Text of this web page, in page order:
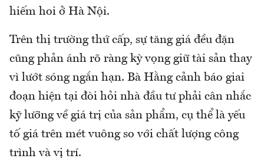
hiếm hoi ở Hà Nội.
Trên thị trường thứ cấp, sự tăng giá đều đặn
cũng phản ánh rõ ràng kỳ vọng giữ tài sản thay
vì lướt sóng ngắn hạn. Bà Hằng cảnh báo giai
đoạn hiện tại đòi hỏi nhà đầu tư phải cân nhắc
kỹ lưỡng về giá trị của sản phẩm, cụ thể là yếu
tố giá trên mét vuông so với chất lượng công
trình và vị trí.